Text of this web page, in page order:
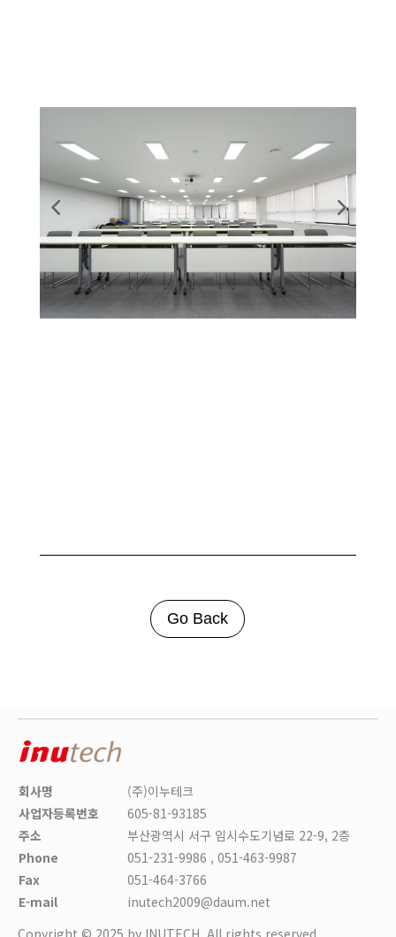
Go Back
회사명
(주)이누테크
사업자등록번호
605-81-93185
주소
부산광역시 서구 임시수도기념로 22-9, 2층
Phone
051-231-9986 , 051-463-9987
Fax
051-464-3766
E-mail
inutech2009@daum.net
Copyright © 2025 by INUTECH. All rights reserved.